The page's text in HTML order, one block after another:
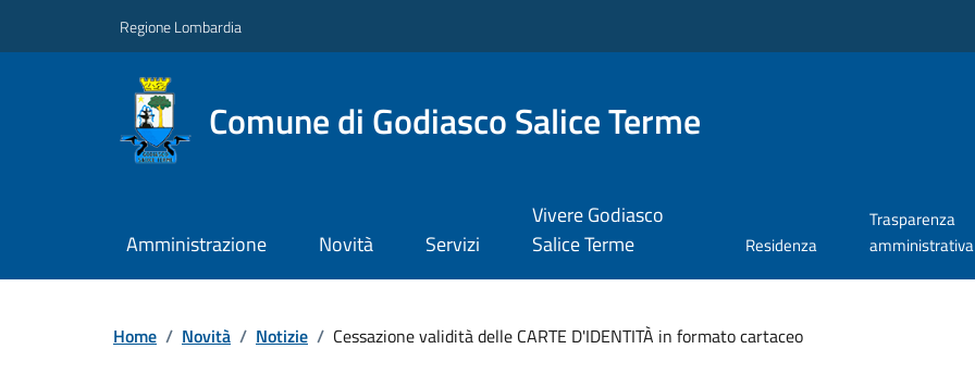
Regione Lombardia
Comune di Godiasco Salice Terme
Amministrazione Novità Servizi
Vivere Godiasco
Salice Terme
Residenza
Trasparenza
amministrativa
Home / Novità / Notizie / Cessazione validità delle CARTE D'IDENTITÀ in formato cartaceo